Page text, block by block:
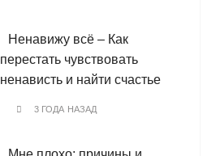
Ненавижу всё – Как
перестать чувствовать
ненависть и найти счастье
3 ГОДА НАЗАД